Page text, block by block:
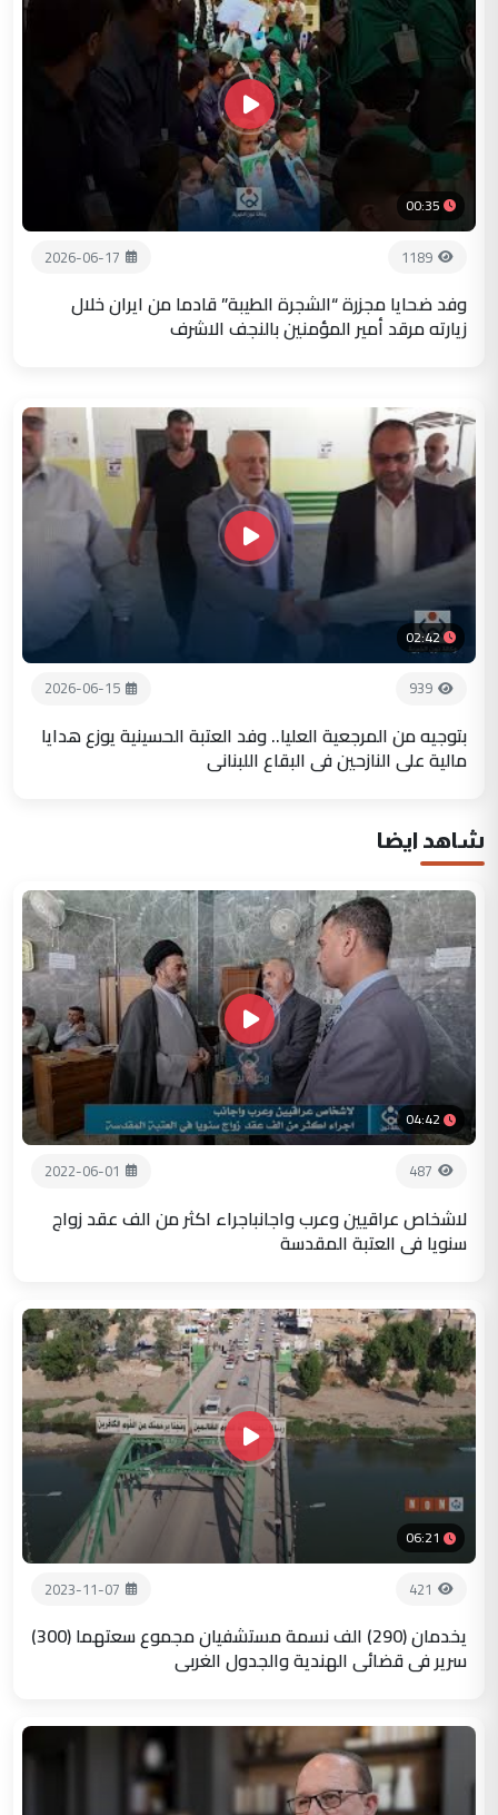
00:35
1189
2026-06-17
وفد ضحايا مجزرة “الشجرة الطيبة” قادما من ايران خلال
زيارته مرقد أمير المؤمنين بالنجف الاشرف
02:42
939
2026-06-15
بتوجيه من المرجعية العليا.. وفد العتبة الحسينية يوزع هدايا
مالية على النازحين في البقاع اللبناني
شاهد ايضا
04:42
487
2022-06-01
لاشخاص عراقيين وعرب واجانباجراء اكثر من الف عقد زواج
سنويا في العتبة المقدسة
06:21
421
2023-11-07
يخدمان (290) الف نسمة مستشفيان مجموع سعتهما (300)
سرير في قضائي الهندية والجدول الغربي